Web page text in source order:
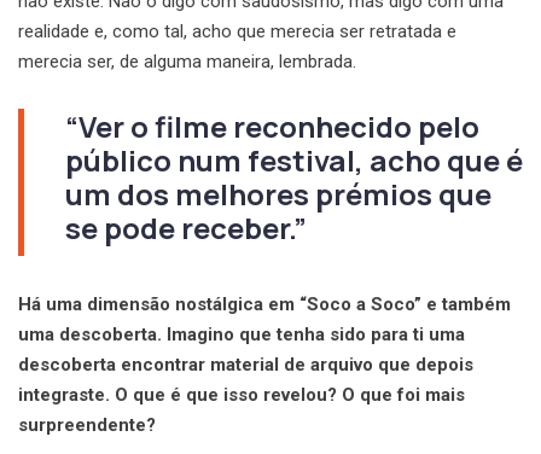
realidade e, como tal, acho que merecia ser retratada e
merecia ser, de alguma maneira, lembrada.
“Ver o filme reconhecido pelo
público num festival, acho que é
um dos melhores prémios que
se pode receber.”
Há uma dimensão nostálgica em “Soco a Soco” e também
uma descoberta. Imagino que tenha sido para ti uma
descoberta encontrar material de arquivo que depois
integraste. O que é que isso revelou? O que foi mais
surpreendente?